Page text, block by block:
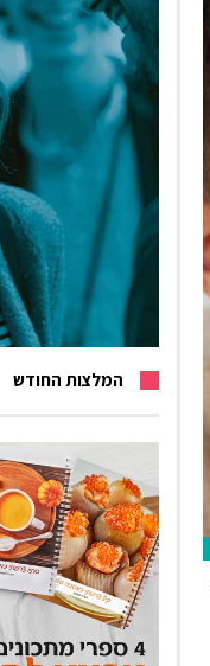
המלצות החודש